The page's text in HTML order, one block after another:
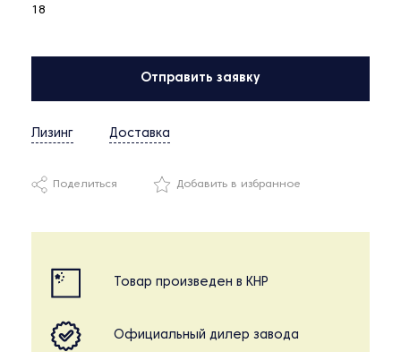
18
Отправить заявку
Лизинг Доставка
Поделиться Добавить в избранное
Товар произведен в КНР
Официальный дилер завода